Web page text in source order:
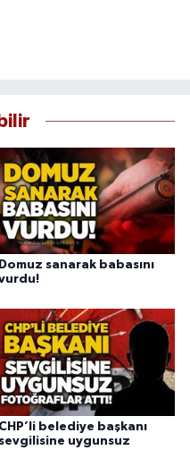
Domuz sanarak babasını
CHP’li belediye başkanı
uygunsuz